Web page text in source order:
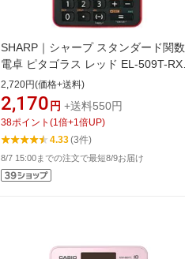
SHARP｜シャープ スタンダード関数
電卓 ピタゴラス レッド EL-509T-RX
[10桁][EL509T]
2,720円(価格+送料)
2,170 円 +送料550円
38ポイント (1 倍+1 倍UP)
4.33(3件)
8/7 15:00までの注文で最短8/9お届け